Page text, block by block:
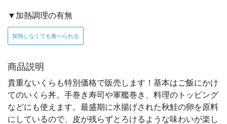
▼加熱調理の有無
加熱しなくても食べられる
商品説明
貴重ないくらも特別価格で販売します！基本はご飯にかけ
てのいくら丼。手巻き寿司や軍艦巻き、料理のトッピング
などにも使えます。最盛期に水揚げされた秋鮭の卵を原料
にしているので、皮が残らずとろけるような味わいが楽し